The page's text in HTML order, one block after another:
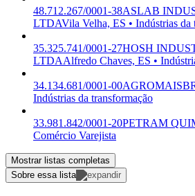
48.712.267/0001-38ASLAB
LTDAVila Velha, ES • Indústrias da
35.325.741/0001-27HOSH
LTDAAlfredo Chaves, ES •
34.134.681/0001-00
Indústrias da transformação
33.981.842/0001-20PETRAM
Comércio Varejista
Mostrar listas completas
Sobre essa lista